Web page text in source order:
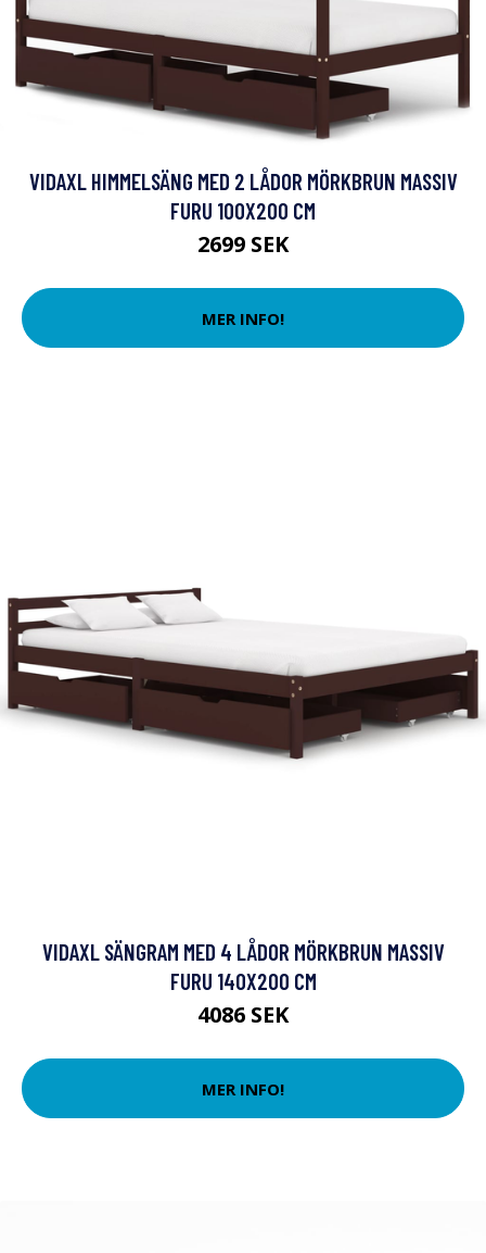
VIDAXL HIMMELSÄNG MED 2 LÅDOR MÖRKBRUN MASSIV
FURU 100X200 CM
2699 SEK
MER INFO!
VIDAXL SÄNGRAM MED 4 LÅDOR MÖRKBRUN MASSIV
FURU 140X200 CM
4086 SEK
MER INFO!